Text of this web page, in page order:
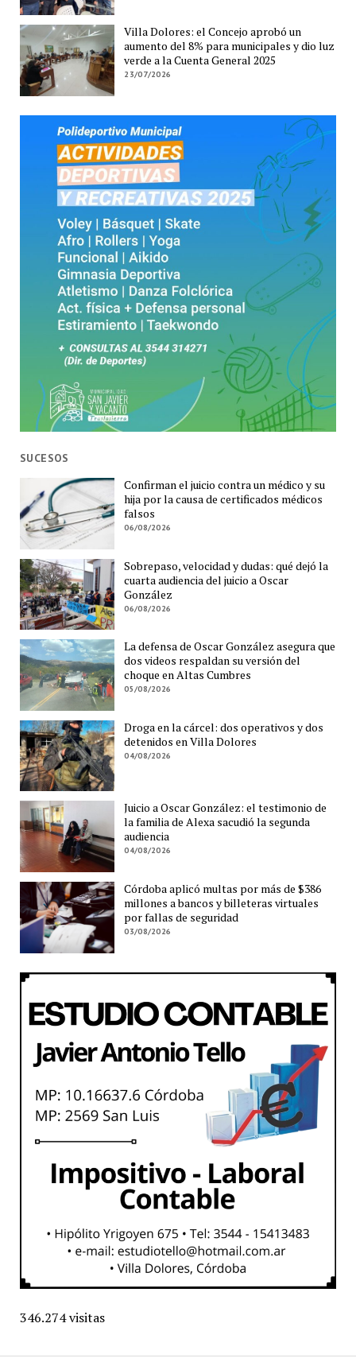
Villa Dolores: el Concejo aprobó un
aumento del 8% para municipales y dio luz
verde a la Cuenta General 2025
23/07/2026
SUCESOS
Confirman el juicio contra un médico y su
hija por la causa de certificados médicos
falsos
06/08/2026
Sobrepaso, velocidad y dudas: qué dejó la
cuarta audiencia del juicio a Oscar
González
06/08/2026
La defensa de Oscar González asegura que
dos videos respaldan su versión del
choque en Altas Cumbres
05/08/2026
Droga en la cárcel: dos operativos y dos
detenidos en Villa Dolores
04/08/2026
Juicio a Oscar González: el testimonio de
la familia de Alexa sacudió la segunda
audiencia
04/08/2026
Córdoba aplicó multas por más de $386
millones a bancos y billeteras virtuales
por fallas de seguridad
03/08/2026
346.274 visitas